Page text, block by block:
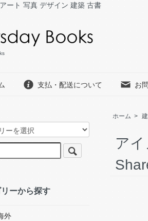
ート 写真 デザイン 建築 古書
支払・配送について お
ホーム >
ア
ーから探す
外